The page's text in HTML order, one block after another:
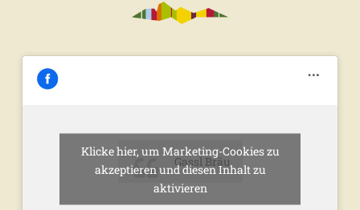
Gassl Bräu
Klicke hier, um Marketing-Cookies zu
akzeptieren und diesen Inhalt zu
aktivieren